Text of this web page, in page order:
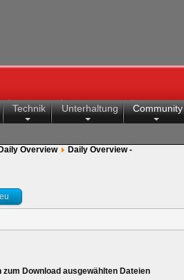
Technik Unterhaltung Community
Daily Overview
Daily Overview -
Download ausgewählten Dateien